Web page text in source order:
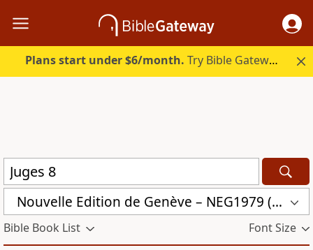
Plans start under $6/month. Try Bible Gateway Plus.
Nouvelle Edition de Genève – NEG1979 (NEG1979)
Bible Book List Font Size